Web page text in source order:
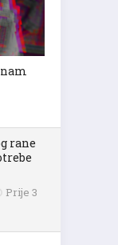
nam
rane
Prije 3